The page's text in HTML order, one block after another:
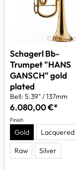
Schagerl Bb-
Trumpet "HANS
GANSCH" gold
plated
Bell: 5.39" / 137mm
6.080,00 €*
Finish
Gold Lacquered
Raw Silver